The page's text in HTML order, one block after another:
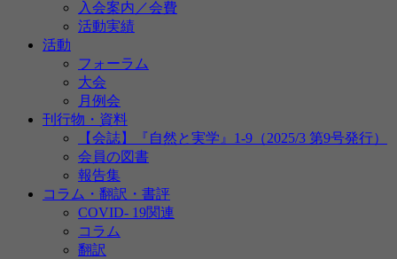
入会案内／会費
活動実績
活動
フォーラム
大会
月例会
刊行物・資料
【会誌】『自然と実学』1-9（2025/3 第9号発行）
会員の図書
報告集
コラム・翻訳・書評
COVID- 19関連
コラム
翻訳